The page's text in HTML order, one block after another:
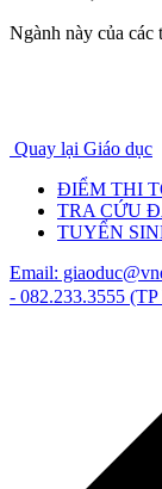
Ngành này của các
Quay lại Giáo dục
ĐIỂM THI
TRA CỨU
TUYỂN
Email:
- 082.233.3555